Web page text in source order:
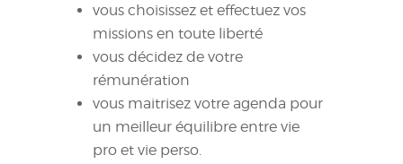
vous choisissez et effectuez vos
missions en toute liberté
vous décidez de votre
rémunération
vous maitrisez votre agenda pour
un meilleur équilibre entre vie
pro et vie perso.